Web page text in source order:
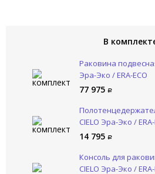
В
Раковина
Эра-Эко / ERA-ECO
ERLA80DXSF FN
77 975
CIELO Эра-Эко / ERA-
ERPLST CM
14 795
Консоль для
CIELO Эра-Эко / ERA-